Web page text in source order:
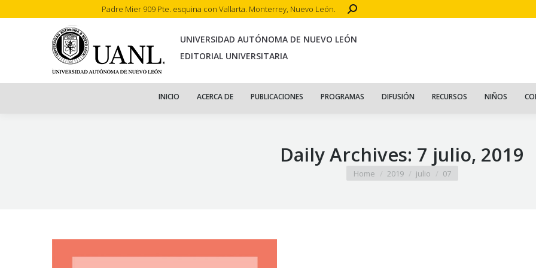
Padre Mier 909 Pte. esquina con Vallarta. Monterrey, Nuevo León. Search:
UNIVERSIDAD AUTÓNOMA DE NUEVO LEÓN
EDITORIAL UNIVERSITARIA
INICIO ACERCA DE PUBLICACIONES PROGRAMAS DIFUSIÓN RECURSOS NIÑOS
Daily Archives: 7 julio, 2019
You are here:
Home 2019 julio 07
INICIO ACERCA DE PUBLICACIONES PROGRAMAS DIFUSIÓN